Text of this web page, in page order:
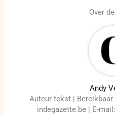
Over
Andy
Auteur tekst |
indegazette.be | E-